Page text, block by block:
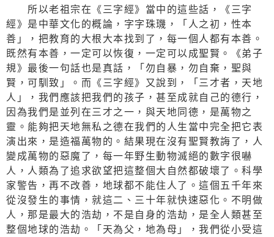
所以老祖宗在《三字經》當中的這些話，《三字
經》是中華文化的概論，字字珠璣，「人之初，性本
善」，把教育的大根大本找到了，每一個人都有本善。
既然有本善，一定可以恢復，一定可以成聖賢。《弟子
規》最後一句話也是真話，「勿自暴，勿自棄，聖與
賢，可馴致」。而《三字經》又說到，「三才者，天地
人」，我們應該把我們的孩子，甚至成就自己的德行，
因為我們是並列在三才之一，與天地同德，是萬物之
靈。能夠把天地無私之德在我們的人生當中完全把它表
演出來，是造福萬物的。結果現在沒有聖賢教誨了，人
變成萬物的惡魔了，每一年野生動物滅絕的數字很嚇
人，人類為了追求欲望把這整個大自然都破壞了。科學
家警告，再不改善，地球都不能住人了。這個五千年來
從沒發生的事情，就這二、三十年就快速惡化。不明做
人，那是最大的浩劫，不是自身的浩劫，是全人類甚至
整個地球的浩劫。「天為父，地為母」，我們從小受這